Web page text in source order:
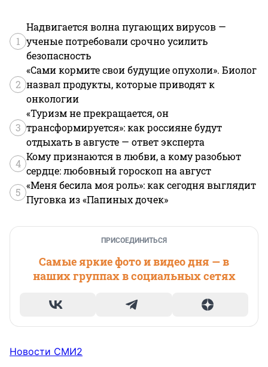
1
Надвигается волна пугающих вирусов —
ученые потребовали срочно усилить
безопасность
2
«Сами кормите свои будущие опухоли». Биолог
назвал продукты, которые приводят к
онкологии
3
«Туризм не прекращается, он
трансформируется»: как россияне будут
отдыхать в августе — ответ эксперта
4
Кому признаются в любви, а кому разобьют
сердце: любовный гороскоп на август
5
«Меня бесила моя роль»: как сегодня выглядит
Пуговка из «Папиных дочек»
ПРИСОЕДИНИТЬСЯ
Самые яркие фото и видео дня — в
наших группах в социальных сетях
Новости СМИ2